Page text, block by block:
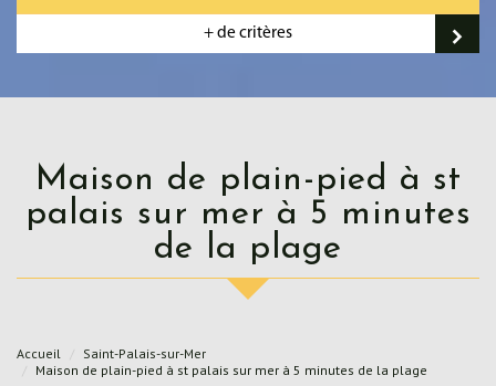
+ de critères
Maison de plain-pied à st
palais sur mer à 5 minutes
de la plage
Accueil
Saint-Palais-sur-Mer
Maison de plain-pied à st palais sur mer à 5 minutes de la plage